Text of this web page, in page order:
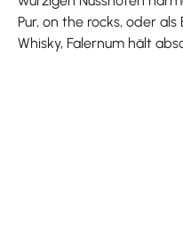
Pur, on the rocks, oder
Whisky, Falernum hält